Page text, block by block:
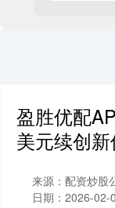
盈胜优配
美元续创
来源：配资炒股
日期：2026-